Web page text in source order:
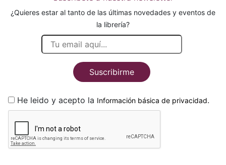
¿Quieres estar al tanto de las últimas novedades y eventos de
la librería?
Suscribirme
He leido y acepto la Información básica de privacidad.